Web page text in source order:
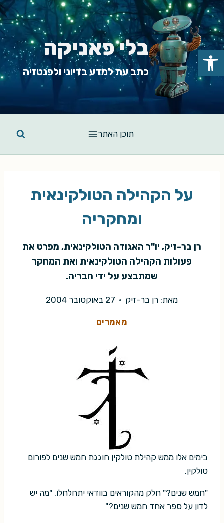
Skip
to
content
בלי פאניקה
כתב עת למדע בדיוני ולפנטזיה
תוכן האתר
על הקהילה הטולקינאית
ומחקריה
רן בר-זיק, יו"ר האגודה הטולקינאית, מפרט את
פעולות הקהילה הטולקינאית ואת המחקר
שמתבצע על ידי חבריה.
מאת: רן בר-זיק 27 באוקטובר 2004
מאמרים
בימים אלו ממש קהילת טולקין חוגגת חמש שנים לפורום
טולקין.
"חמש שנים?" חלק מהקוראים בוודאי יתחלחלו. "מה יש
לדון על ספר אחד חמש שנים?"
פתח סרגל נגישות